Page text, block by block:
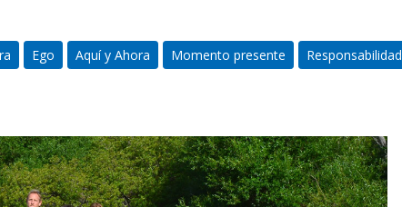
Ego Aquí y Ahora Momento presente
Responsabilidad